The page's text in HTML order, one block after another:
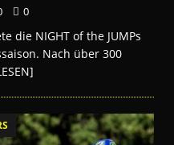
0
die NIGHT of the JUMPs
Nach über 300